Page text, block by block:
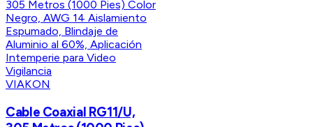
VIAKON
Cable Coaxial RG11/U,